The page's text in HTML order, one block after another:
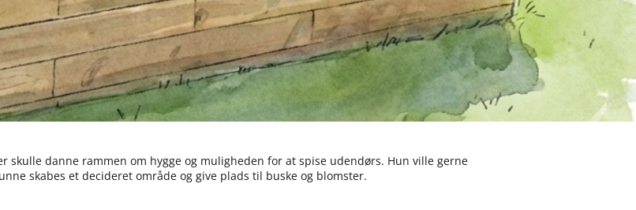
skulle danne rammen om hygge og muligheden for at spise udendørs. Hun ville gerne
skabes et decideret område og give plads til buske og blomster.